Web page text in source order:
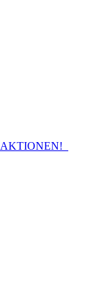
AKTIONEN!